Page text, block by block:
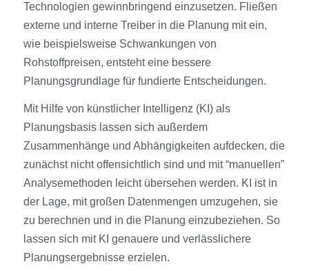
Technologien gewinnbringend einzusetzen. Fließen
externe und interne Treiber in die Planung mit ein,
wie beispielsweise Schwankungen von
Rohstoffpreisen, entsteht eine bessere
Planungsgrundlage für fundierte Entscheidungen.
Mit Hilfe von künstlicher Intelligenz (KI) als
Planungsbasis lassen sich außerdem
Zusammenhänge und Abhängigkeiten aufdecken, die
zunächst nicht offensichtlich sind und mit “manuellen”
Analysemethoden leicht übersehen werden. KI ist in
der Lage, mit großen Datenmengen umzugehen, sie
zu berechnen und in die Planung einzubeziehen. So
lassen sich mit KI genauere und verlässlichere
Planungsergebnisse erzielen.